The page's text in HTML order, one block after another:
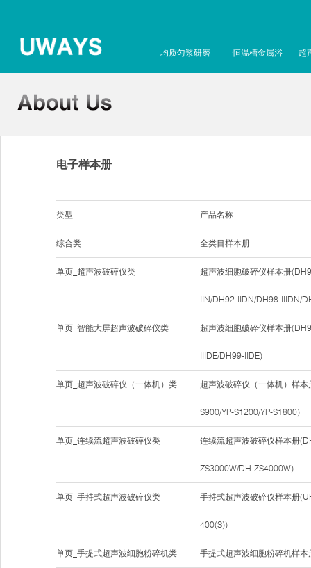
均质匀浆研磨 恒温槽金属浴 超
电子样本册
类型 产品名称
综合类 全类目样本册
单页_超声波破碎仪类 超声波细胞破碎仪样本册
IIN/DH92-IIDN/DH98-IIIDN/
单页_智能大屏超声波破碎仪类 超声波细胞破碎仪样本册
IIIDE/DH99-IIDE)
单页_超声波破碎仪（一体机）类 超声波破碎仪（一体机）样本
S900/YP-S1200/YP-S1800)
单页_连续流超声波破碎仪类 连续流超声波破碎仪样本册
ZS3000W/DH-ZS4000W)
单页_手持式超声波破碎仪类 手持式超声波破碎仪样本册
400(S))
单页_手提式超声波细胞粉碎机类 手提式超声波细胞粉碎机样